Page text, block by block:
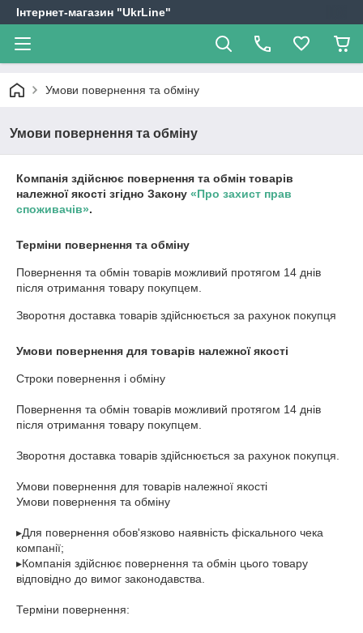
Інтернет-магазин "UkrLine"
Умови повернення та обміну
Умови повернення та обміну
Компанія здійснює повернення та обмін товарів
належної якості згідно Закону «Про захист прав
споживачів».
Терміни повернення та обміну
Повернення та обмін товарів можливий протягом 14 днів
після отримання товару покупцем.
Зворотня доставка товарів здійснюється за рахунок покупця
Умови повернення для товарів належної якості
Строки повернення і обміну
Повернення та обмін товарів можливий протягом 14 днів
після отримання товару покупцем.
Зворотня доставка товарів здійснюється за рахунок покупця.
Умови повернення для товарів належної якості
Умови повернення та обміну
▸Для повернення обов'язково наявність фіскального чека
компанії;
▸Компанія здійснює повернення та обмін цього товару
відповідно до вимог законодавства.
Терміни повернення: